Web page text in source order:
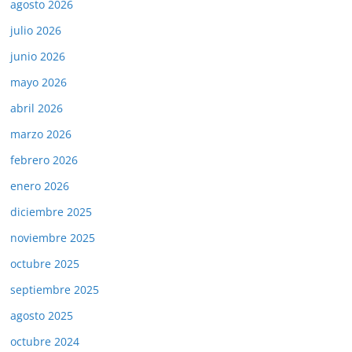
agosto 2026
julio 2026
junio 2026
mayo 2026
abril 2026
marzo 2026
febrero 2026
enero 2026
diciembre 2025
noviembre 2025
octubre 2025
septiembre 2025
agosto 2025
octubre 2024